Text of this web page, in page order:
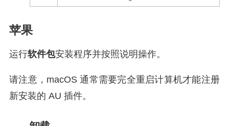
苹果
运行软件包安装程序并按照说明操作。
请注意，macOS 通常需要完全重启计算机才能注册
新安装的 AU 插件。